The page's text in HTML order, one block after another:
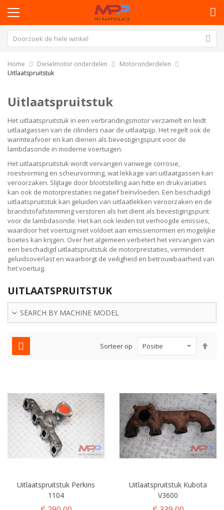
Home Dieselmotor onderdelen
Motoronderdelen
Uitlaatspruitstuk
Uitlaatspruitstuk
Het uitlaatspruitstuk in een verbrandingsmotor verzamelt en leidt
uitlaatgassen van de cilinders naar de uitlaatpijp. Het regelt ook de
warmteafvoer en kan dienen als bevestigingspunt voor de
lambdasonde in moderne voertuigen.
Het uitlaatspruitstuk wordt vervangen vanwege corrosie,
roestvorming en scheurvorming, wat lekkage van uitlaatgassen kan
veroorzaken. Slijtage door blootstelling aan hitte en drukvariaties
kan ook de motorprestaties negatief beïnvloeden. Een beschadigd
uitlaatspruitstuk kan geluiden van uitlaatlekken veroorzaken en de
brandstofafstemming verstoren als het dient als bevestigingspunt
voor de lambdasonde. Het kan ook leiden tot verhoogde emissies,
waardoor het voertuig niet voldoet aan emissienormen en mogelijke
boetes kan krijgen. Over het algemeen verbetert het vervangen van
een beschadigd uitlaatspruitstuk de motorprestaties, vermindert
geluidsoverlast en waarborgt de veiligheid en betrouwbaarheid van
het voertuig.
UITLAATSPRUITSTUK
SEARCH BY MACHINE MODEL
Sorteer op
Uitlaatspruitstuk Perkins
1104
Uitlaatspruitstuk Kubota
V3600